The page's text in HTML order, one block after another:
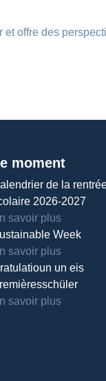
et offre des
moment
de la
2026-2027
savoir plus
Week
savoir plus
un eis
savoir plus